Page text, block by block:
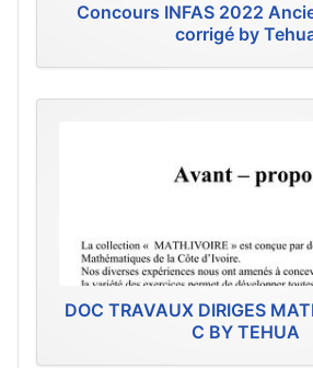
Concours INFAS 2022
corrigé by
DOC TRAVAUX DIRIGES
C BY TEHUA